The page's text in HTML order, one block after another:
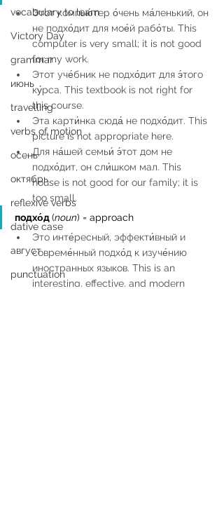
vocabulary to learn
Victory Day
grammar
июнь
travelling
verbs of motion
осень
октябрь
reflexive verbs
dative case
август
punctuation
Этот компью́тер о́чень ма́ленький, он
не подхо́дит для мое́й рабо́ты. This
computer is very small; it is not good
for my work.
Этот уче́бник не подхо́дит для э́того
ку́рса. This textbook is not right for
this course.
Эта карти́нка сюда́ не подхо́дит. This
picture is not appropriate here.
Для на́шей семьи́ э́тот дом не
подхо́дит, он сли́шком мал. This
house is not good for our family; it is
too small.
подхо́д (noun) = approach
Это инте́ресный, эффекти́вный и
совреме́нный подхо́д к изуче́нию
иностранных языков. This is an
interesting, effective, and modern